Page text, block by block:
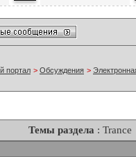
портал > Обсуждения >
Темы раздела : Trance